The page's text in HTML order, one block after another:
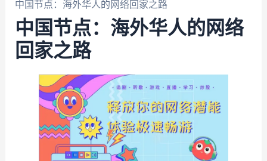
中国节点：海外华人的网络回家之路
中国节点：海外华人的网络
回家之路